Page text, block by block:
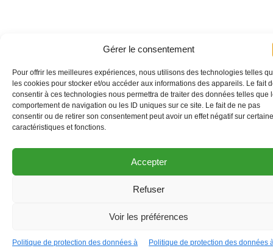
Gérer le consentement
Pour offrir les meilleures expériences, nous utilisons des technologies telles
les cookies pour stocker et/ou accéder aux informations des appareils. Le fait
consentir à ces technologies nous permettra de traiter des données telles que
comportement de navigation ou les ID uniques sur ce site. Le fait de ne pas
consentir ou de retirer son consentement peut avoir un effet négatif sur
caractéristiques et fonctions.
Accepter
Refuser
Voir les préférences
Politique de protection des données à
Politique de protection des données
Agenda
>